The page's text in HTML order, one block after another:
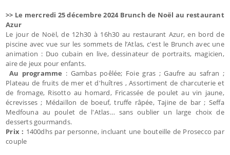
>> Le mercredi 25 décembre 2024 Brunch de Noël au restaurant
Azur
Le jour de Noël, de 12h30 à 16h30 au restaurant Azur, en bord de
piscine avec vue sur les sommets de l’Atlas, c'est le Brunch avec une
animation : Duo cubain en live, dessinateur de portraits, magicien,
aire de jeux pour enfants.
Au programme : Gambas poêlée; Foie gras ; Gaufre au safran ;
Plateau de fruits de mer et d'huîtres , Assortiment de charcuterie et
de fromage, Risotto au homard, Fricassée de poulet au vin jaune,
écrevisses ; Médaillon de boeuf, truffe râpée, Tajine de bar ; Seffa
Medfouna au poulet de l'Atlas… sans oublier un large choix de
desserts gourmands.
Prix : 1400dhs par personne, incluant une bouteille de Prosecco par
couple